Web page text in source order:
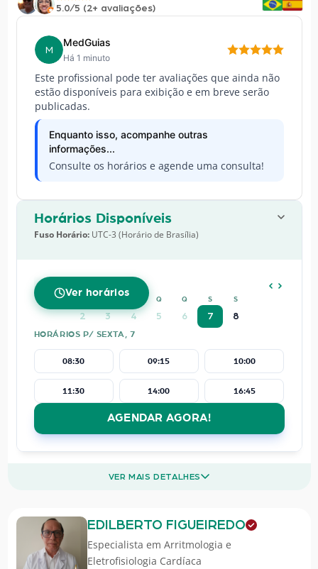
5.0/5 (2+ avaliações)
M
MedGuias
Há 1 minuto
Este profissional pode ter avaliações que ainda não
estão disponíveis para exibição e em breve serão
publicadas.
Enquanto isso, acompanhe outras
informações...
Consulte os horários e agende uma consulta!
Horários Disponíveis
Fuso Horário:UTC-3 (Horário de Brasília)
Ver horários
AGOSTO 2026
Q Q S S
2 3 4 5 6 7 8
HORÁRIOS P/ SEXTA, 7
08:30 09:15 10:00
11:30 14:00 16:45
AGENDAR AGORA!
VER MAIS DETALHES
EDILBERTO FIGUEIREDO
Especialista em Arritmologia e
Eletrofisiologia Cardíaca